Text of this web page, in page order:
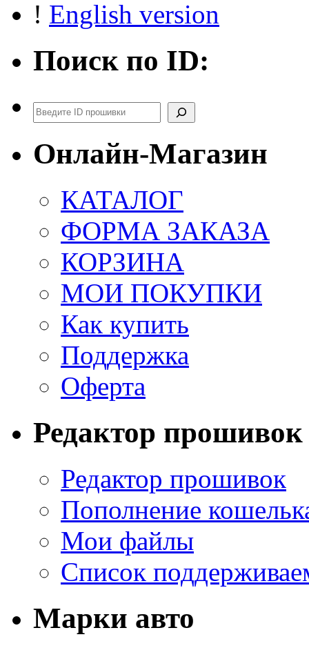
! English version
Поиск по ID:
Поиск
Онлайн-Магазин
КАТАЛОГ
ФОРМА ЗАКАЗА
КОРЗИНА
МОИ ПОКУПКИ
Как купить
Поддержка
Оферта
Редактор прошивок
Редактор прошивок
Пополнение
Мои файлы
Список
Марки авто